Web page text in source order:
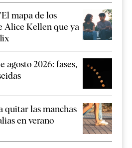
mapa de los
Alice Kellen que ya
agosto 2026: fases,
quitar las manchas
en verano